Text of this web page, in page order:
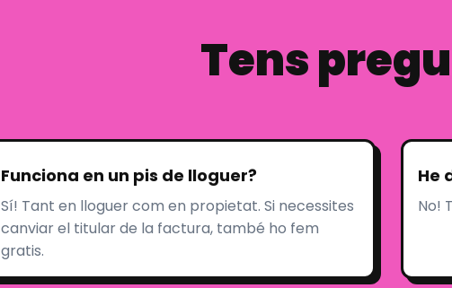
Tens
Funciona en un pis de lloguer?
Sí! Tant en lloguer com en propietat. Si necessites
canviar el titular de la factura, també ho fem
gratis.
He
No!